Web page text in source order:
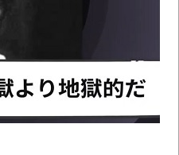
京大病院で脳腫瘍手術
出 2度「腫瘍ではな
幹損傷で“植物状態”に